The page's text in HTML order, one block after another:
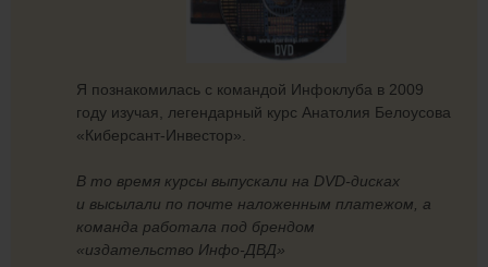
Я познакомилась с командой Инфоклуба в 2009
году изучая, легендарный курс Анатолия Белоусова
«Киберсант-Инвестор».
В то время курсы выпускали на DVD-дисках
и высылали по почте наложенным платежом, а
команда работала под брендом
«издательство Инфо-ДВД»